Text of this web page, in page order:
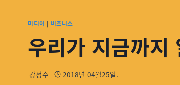
미디어 | 비즈니스
우리가 지금까지
강정수 2018년 04월25일.